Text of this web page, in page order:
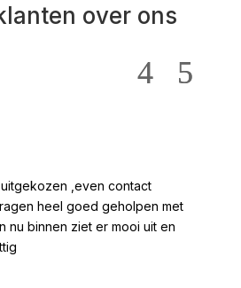
over ons
,even contact
heel goed geholpen met
nu binnen ziet er mooi uit en